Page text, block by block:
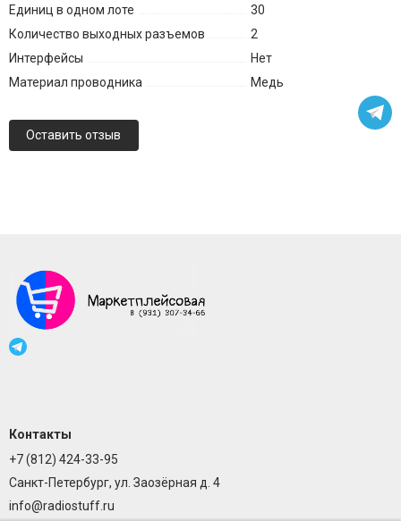
Единиц в одном лоте
30
Количество выходных разъемов
2
Интерфейсы
Нет
Материал проводника
Медь
Оставить отзыв
Контакты
+7 (812) 424-33-95
Санкт-Петербург, ул. Заозёрная д. 4
info@radiostuff.ru